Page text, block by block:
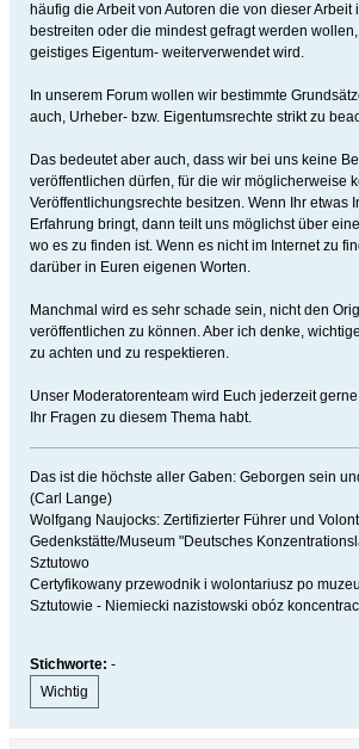
häufig die Arbeit von Autoren die von dieser
bestreiten oder die mindest gefragt werden
geistiges Eigentum- weiterverwendet wird.
In unserem Forum wollen wir bestimmte
auch, Urheber- bzw. Eigentumsrechte strikt zu
Das bedeutet aber auch, dass wir bei uns keine
veröffentlichen dürfen, für die wir möglicherweise
Veröffentlichungsrechte besitzen. Wenn Ihr etwas
Erfahrung bringt, dann teilt uns möglichst über
wo es zu finden ist. Wenn es nicht im Internet zu
darüber in Euren eigenen Worten.
Manchmal wird es sehr schade sein, nicht den
veröffentlichen zu können. Aber ich denke,
zu achten und zu respektieren.
Unser Moderatorenteam wird Euch jederzeit
Ihr Fragen zu diesem Thema habt.
Das ist die höchste aller Gaben: Geborgen sein
(Carl Lange)
Wolfgang Naujocks: Zertifizierter Führer und
Gedenkstätte/Museum "Deutsches
Sztutowo
Certyfikowany przewodnik i wolontariusz po
Sztutowie - Niemiecki nazistowski obóz
Stichworte: -
Wichtig